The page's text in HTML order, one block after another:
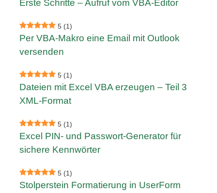
Erste Schritte – Aufruf vom VBA-Editor
5 (1)
Per VBA-Makro eine Email mit Outlook
versenden
5 (1)
Dateien mit Excel VBA erzeugen – Teil 3
XML-Format
5 (1)
Excel PIN- und Passwort-Generator für
sichere Kennwörter
5 (1)
Stolperstein Formatierung in UserForm